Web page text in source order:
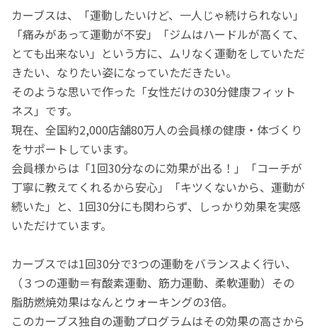
カーブスは、「運動したいけど、一人じゃ続けられない」
「痛みがあって運動が不安」「ジムはハードルが高くて、
とても出来ない」という方に、ムリなく運動をしていただ
きたい、なりたい姿になっていただきたい。
そのような思いで作った「女性だけの30分健康フィット
ネス」です。
現在、全国約2,000店舗80万人の会員様の健康・体づくり
をサポートしています。
会員様からは「1回30分なのに効果が出る！」「コーチが
丁寧に教えてくれるから安心」「キツくないから、運動が
続いた」と、1回30分にも関わらず、しっかり効果を実感
いただけています。
カーブスでは1回30分で3つの運動をバランスよく行い、
（３つの運動＝有酸素運動、筋力運動、柔軟運動）その
脂肪燃焼効果はなんとウォーキングの3倍。
このカーブス独自の運動プログラムはその効果の高さから